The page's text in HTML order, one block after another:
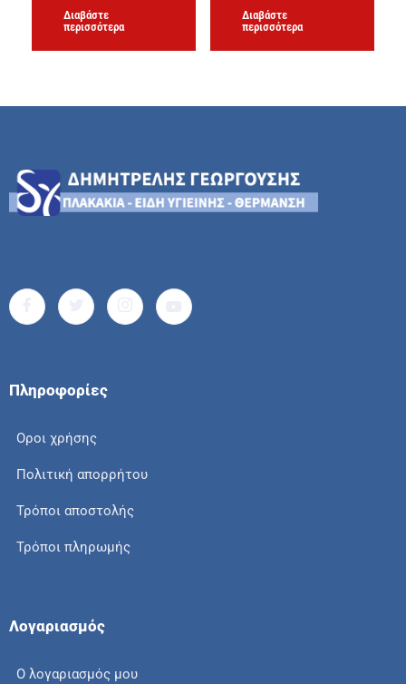
Διαβάστε
περισσότερα
Διαβάστε
περισσότερα
Πληροφορίες
Οροι χρήσης
Πολιτική απορρήτου
Τρόποι αποστολής
Τρόποι πληρωμής
Λογαριασμός
Ο λογαριασμός μου